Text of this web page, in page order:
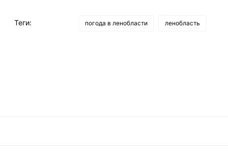
Теги: погода в ленобласти ленобласть